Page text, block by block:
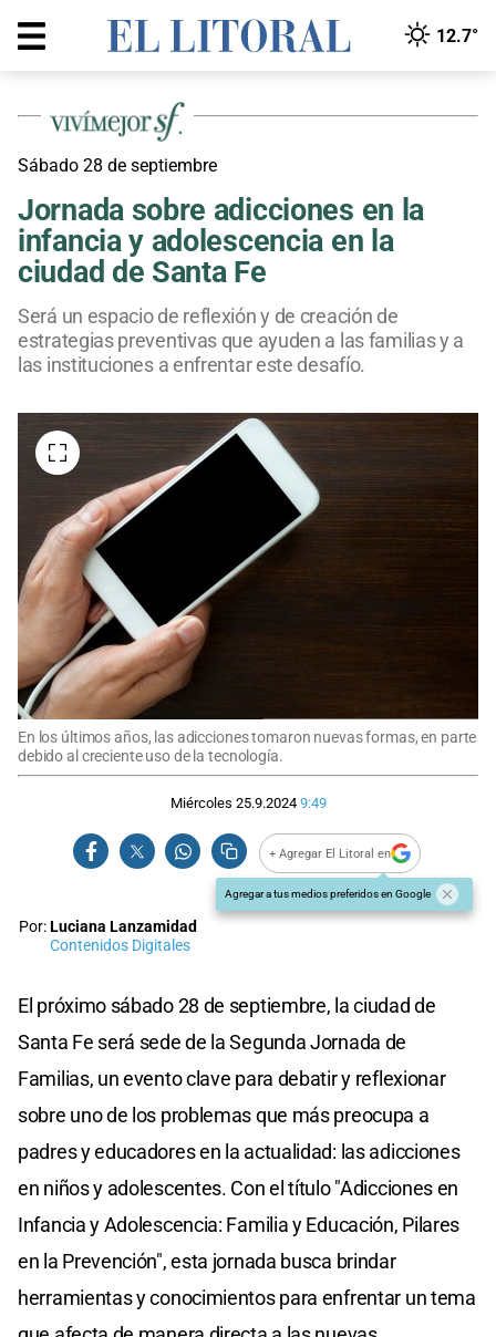
12.7°
Sábado 28 de septiembre
Jornada sobre adicciones en la
infancia y adolescencia en la
ciudad de Santa Fe
Será un espacio de reflexión y de creación de
estrategias preventivas que ayuden a las familias y a
las instituciones a enfrentar este desafío.
En los últimos años, las adicciones tomaron nuevas formas, en parte
debido al creciente uso de la tecnología.
Miércoles 25.9.2024 9:49
+ Agregar El Litoral en
Agregar a tus medios preferidos en Google
Por:Luciana Lanzamidad
Contenidos Digitales
El próximo sábado 28 de septiembre, la ciudad de
Santa Fe será sede de la Segunda Jornada de
Familias, un evento clave para debatir y reflexionar
sobre uno de los problemas que más preocupa a
padres y educadores en la actualidad: las adicciones
en niños y adolescentes. Con el título "Adicciones en
Infancia y Adolescencia: Familia y Educación, Pilares
en la Prevención", esta jornada busca brindar
herramientas y conocimientos para enfrentar un tema